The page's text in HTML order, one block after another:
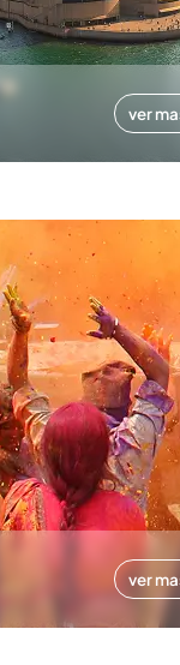
ver
ver